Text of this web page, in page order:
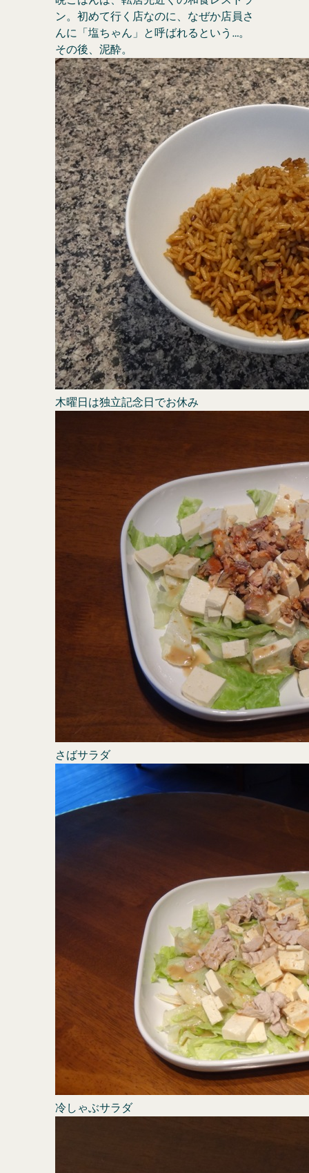
ン。初めて行く店なのに、なぜか店員さ
んに「塩ちゃん」と呼ばれるという…。
その後、泥酔。
木曜日は独立記念日でお休み
さばサラダ
冷しゃぶサラダ